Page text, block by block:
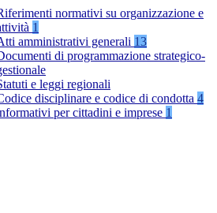
normativi su organizzazione e
1
amministrativi generali 13
di programmazione strategico-
e leggi regionali
disciplinare e codice di condotta 4
per cittadini e imprese 1